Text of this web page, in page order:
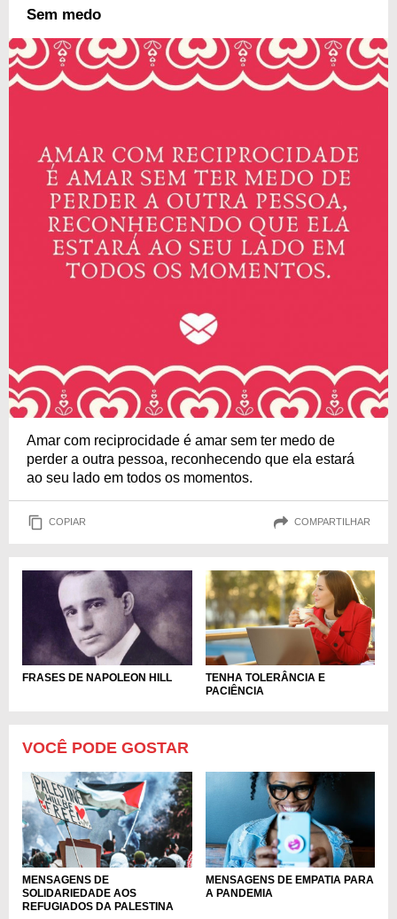
Sem medo
Amar com reciprocidade é amar sem ter medo de
perder a outra pessoa, reconhecendo que ela estará
ao seu lado em todos os momentos.
COPIAR COMPARTILHAR
FRASES DE NAPOLEON HILL
TENHA TOLERÂNCIA E
PACIÊNCIA
VOCÊ PODE GOSTAR
MENSAGENS DE
SOLIDARIEDADE AOS
REFUGIADOS DA PALESTINA
MENSAGENS DE EMPATIA PARA
A PANDEMIA